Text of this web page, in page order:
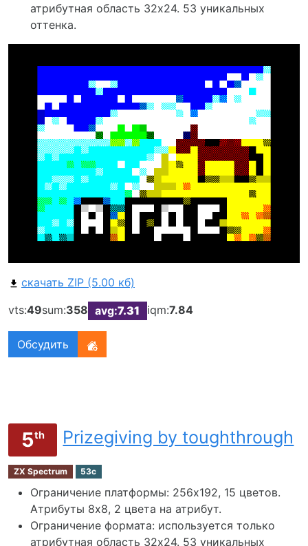
атрибутная область 32х24. 53 уникальных
оттенка.
скачать ZIP (5.00 кб)
vts:49sum:358 avg:7.31 iqm:7.84
Обсудить
5th Prizegiving by toughthrough
ZX Spectrum 53c
Ограничение платформы: 256х192, 15 цветов.
Атрибуты 8x8, 2 цвета на атрибут.
Ограничение формата: используется только
атрибутная область 32х24. 53 уникальных